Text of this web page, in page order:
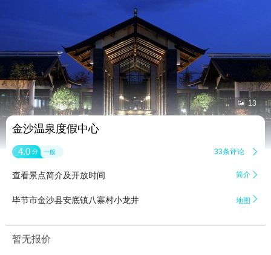
 13
金沙温泉度假中心
4.0 分 一般 33条评论 
查看景点简介及开放时间 简介 
毕节市金沙县安底镇八寨村小龙井 地图 
暂无报价